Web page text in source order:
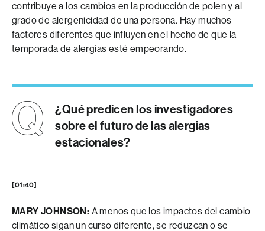
contribuye a los cambios en la producción de polen y al
grado de alergenicidad de una persona. Hay muchos
factores diferentes que influyen en el hecho de que la
temporada de alergias esté empeorando.
¿Qué predicen los investigadores
sobre el futuro de las alergias
estacionales?
[01:40]
MARY JOHNSON: A menos que los impactos del cambio
climático sigan un curso diferente, se reduzcan o se